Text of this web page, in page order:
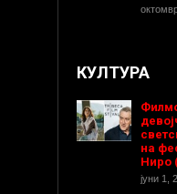
КУЛТУРА
на
Ниро
јуни 1,